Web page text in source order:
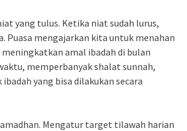
yang tulus. Ketika niat sudah lurus,
Puasa mengajarkan kita untuk menahan
amal ibadah di bulan
memperbanyak shalat sunnah,
yang bisa dilakukan secara
Mengatur target tilawah harian